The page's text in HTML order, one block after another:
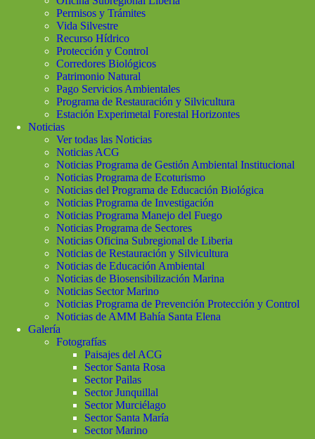
Permisos y Trámites
Vida Silvestre
Recurso Hídrico
Protección y Control
Corredores Biológicos
Patrimonio Natural
Pago Servicios Ambientales
Programa de Restauración y Silvicultura
Estación Experimetal Forestal Horizontes
Noticias
Ver todas las Noticias
Noticias ACG
Noticias Programa de Gestión Ambiental Institucional
Noticias Programa de Ecoturismo
Noticias del Programa de Educación Biológica
Noticias Programa de Investigación
Noticias Programa Manejo del Fuego
Noticias Programa de Sectores
Noticias Oficina Subregional de Liberia
Noticias de Restauración y Silvicultura
Noticias de Educación Ambiental
Noticias de Biosensibilización Marina
Noticias Sector Marino
Noticias Programa de Prevención Protección y Control
Noticias de AMM Bahía Santa Elena
Galería
Fotografías
Paisajes del ACG
Sector Santa Rosa
Sector Pailas
Sector Junquillal
Sector Murciélago
Sector Santa María
Sector Marino